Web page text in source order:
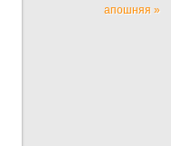
апошняя »